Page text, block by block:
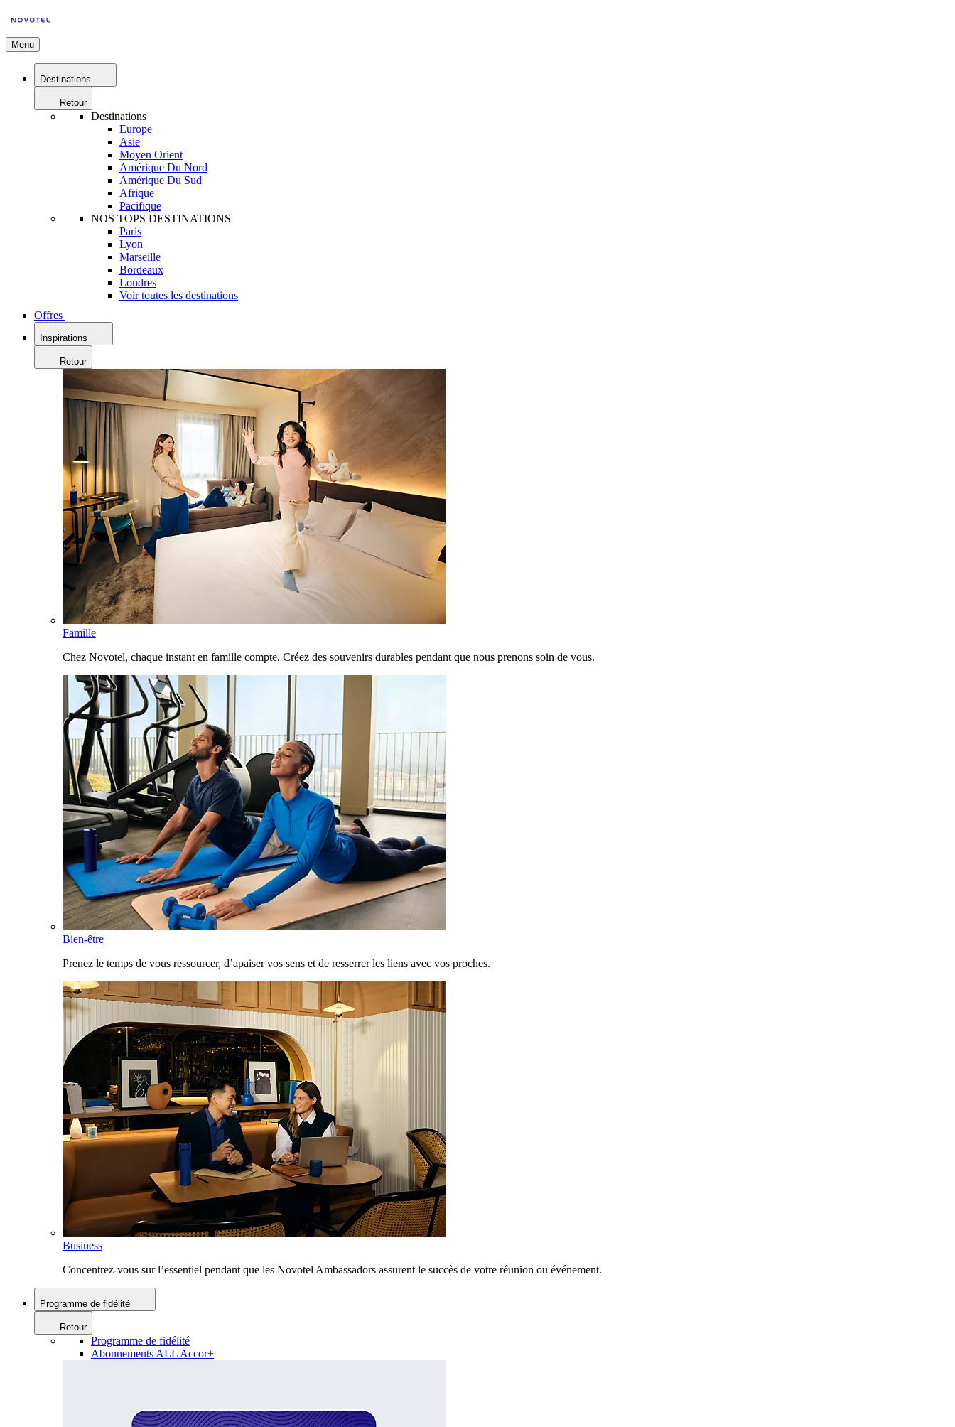
Menu
Destinations
Retour
Destinations
Europe
Asie
Moyen Orient
Amérique Du Nord
Amérique Du Sud
Afrique
Pacifique
NOS TOPS DESTINATIONS
Paris
Lyon
Marseille
Bordeaux
Londres
Voir toutes les destinations
Offres
Inspirations
Retour
Famille
Chez Novotel, chaque instant en famille compte. Créez des souvenirs durables pendant que nous prenons soin de vous.
Bien-être
Prenez le temps de vous ressourcer, d’apaiser vos sens et de resserrer les liens avec vos proches.
Business
Concentrez-vous sur l’essentiel pendant que les Novotel Ambassadors assurent le succès de votre réunion ou événement.
Programme de fidélité
Retour
Programme de fidélité
Abonnements ALL Accor+